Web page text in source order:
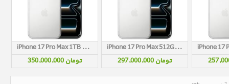
iPhone 17 Pro Max 1TB Silver
تومان 350,000,000
iPhone 17 Pro Max 512GB Silver
تومان 297,000,000